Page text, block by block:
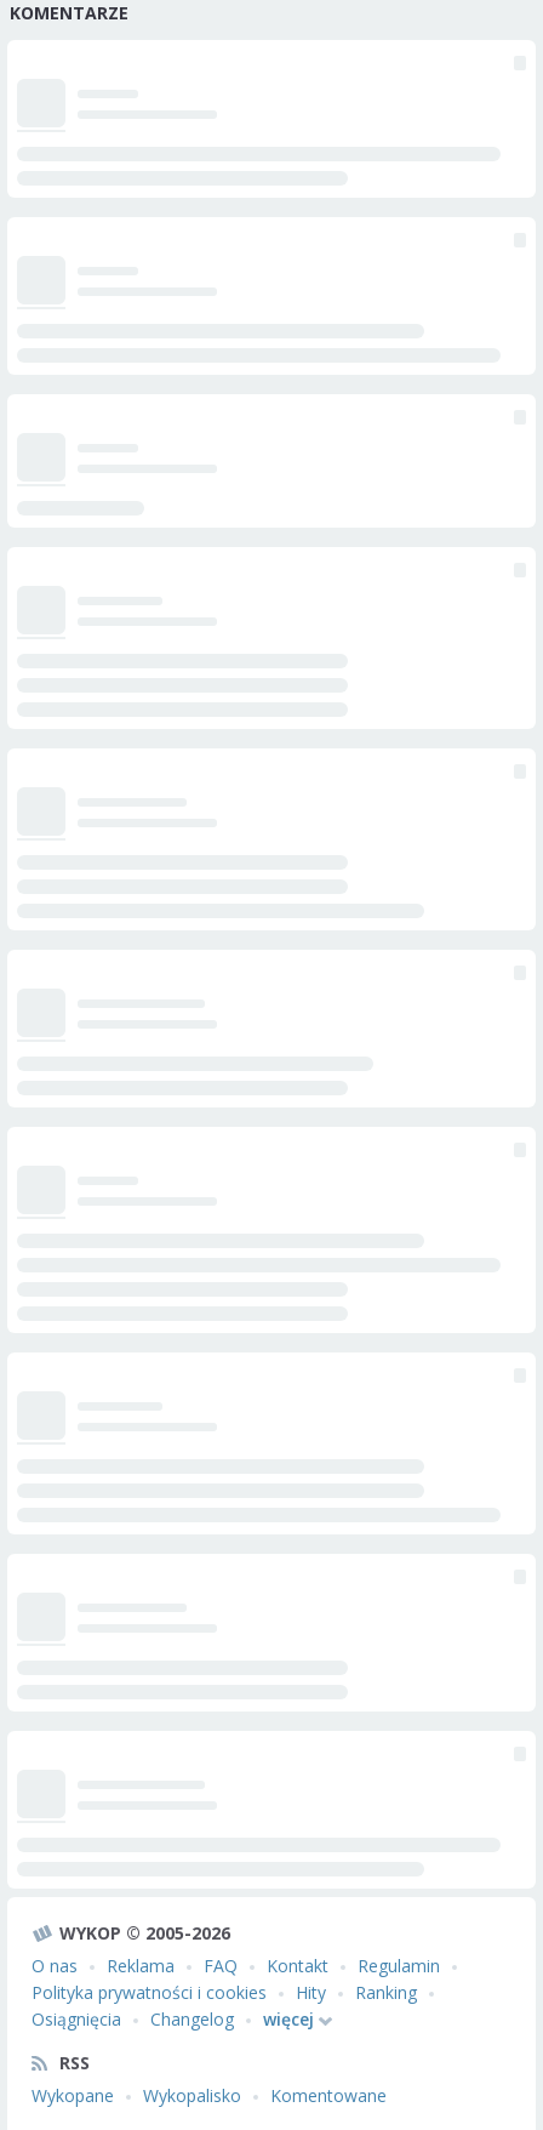
KOMENTARZE
WYKOP © 2005-2026
O nas
Reklama FAQ Kontakt
Regulamin
Polityka prywatności i cookies
Hity
Ranking
Osiągnięcia
Changelog
więcej
RSS
Wykopane
Wykopalisko
Komentowane